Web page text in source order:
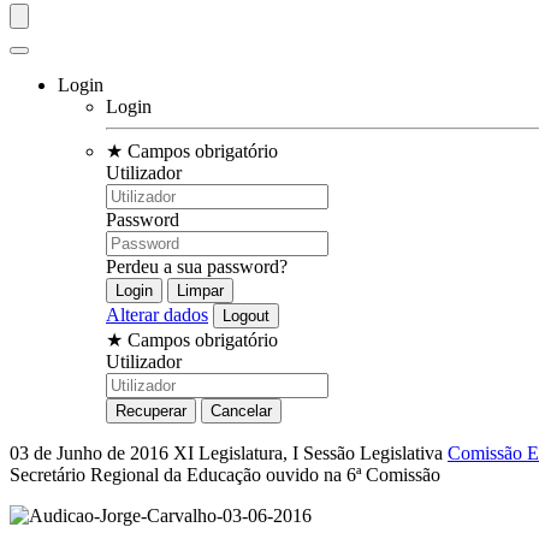
Login
Login
★ Campos obrigatório
Utilizador
Password
Perdeu a sua password?
Alterar dados
★ Campos obrigatório
Utilizador
03 de Junho de 2016 XI Legislatura, I Sessão Legislativa Comissão
Secretário Regional da Educação ouvido na 6ª Comissão